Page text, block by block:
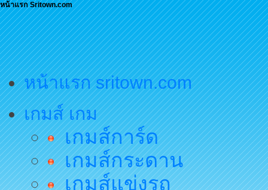
หน้าแรก Sritown.com
หน้าแรก sritown.com
เกมส์ เกม
เกมส์การ์ด
เกมส์กระดาน
เกมส์แข่งรถ